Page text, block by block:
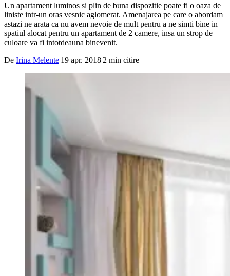
Un apartament luminos si plin de buna dispozitie poate fi o oaza de
liniste intr-un oras vesnic aglomerat. Amenajarea pe care o abordam
astazi ne arata ca nu avem nevoie de mult pentru a ne simti bine in
spatiul alocat pentru un apartament de 2 camere, insa un strop de
culoare va fi intotdeauna binevenit.
De Irina Melente|19 apr. 2018|2 min citire